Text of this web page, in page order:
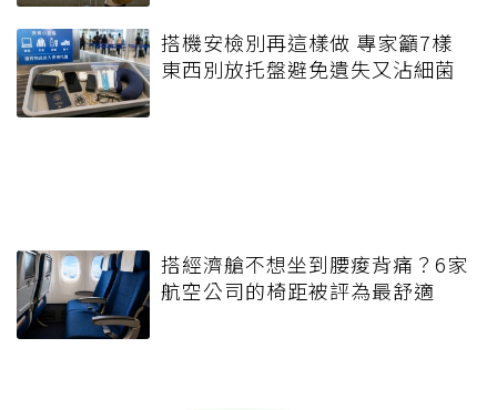
搭機安檢別再這樣做 專家籲7樣
東西別放托盤避免遺失又沾細菌
搭經濟艙不想坐到腰痠背痛？6家
航空公司的椅距被評為最舒適